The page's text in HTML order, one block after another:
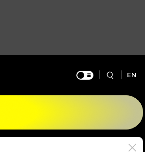
EN